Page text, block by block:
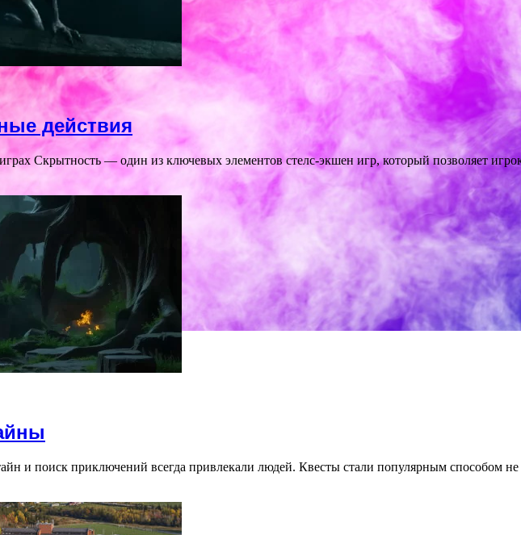
действия
Скрытность — один из ключевых элементов стелс-экшен игр, который позволяет
и поиск приключений всегда привлекали людей. Квесты стали популярным способом